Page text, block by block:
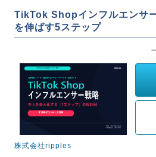
TikTok Shopインフルエンサ
を伸ばす5ステップ
株式会社ripples